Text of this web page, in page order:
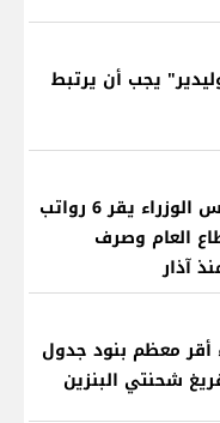
يجب أن يرتبط
معلومات للـLBCI: مجلس الوزراء يقر 6 رواتب
العام وصرف
آذار
معظم بنود جدول
شحنتي البنزين